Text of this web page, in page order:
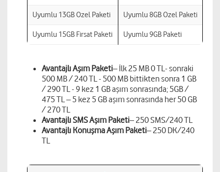
Uyumlu 13GB Ozel Paketi Uyumlu 8GB Ozel Paketi
Uyumlu 15GB Firsat Paketi Uyumlu 9GB Paketi
Avantajlı Aşım Paketi– İlk 25 MB 0 TL- sonraki
500 MB / 240 TL - 500 MB bittikten sonra 1 GB
/ 290 TL - 9 kez 1 GB aşım sonrasında; 5GB /
475 TL – 5 kez 5 GB aşım sonrasında her 50 GB
/ 270 TL
Avantajlı SMS Aşım Paketi– 250 SMS/240 TL
Avantajlı Konuşma Aşım Paketi– 250 DK/240
TL